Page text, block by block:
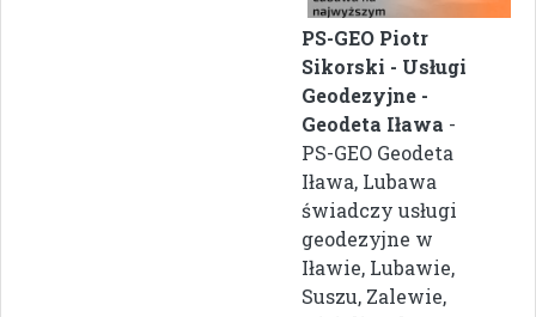
PS-GEO Piotr
Sikorski - Usługi
Geodezyjne -
Geodeta Iława -
PS-GEO Geodeta
Iława, Lubawa
świadczy usługi
geodezyjne w
Iławie, Lubawie,
Suszu, Zalewie,